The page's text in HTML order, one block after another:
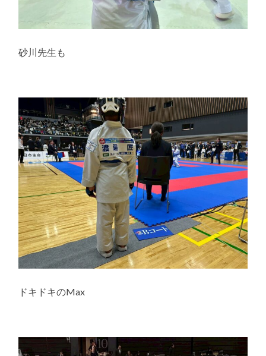
砂川先生も
ドキドキのMax